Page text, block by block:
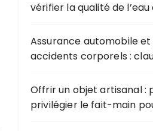
vérifier la qualité de
Assurance automobile
accidents corporels :
Offrir un objet artisanal :
privilégier le fait-main